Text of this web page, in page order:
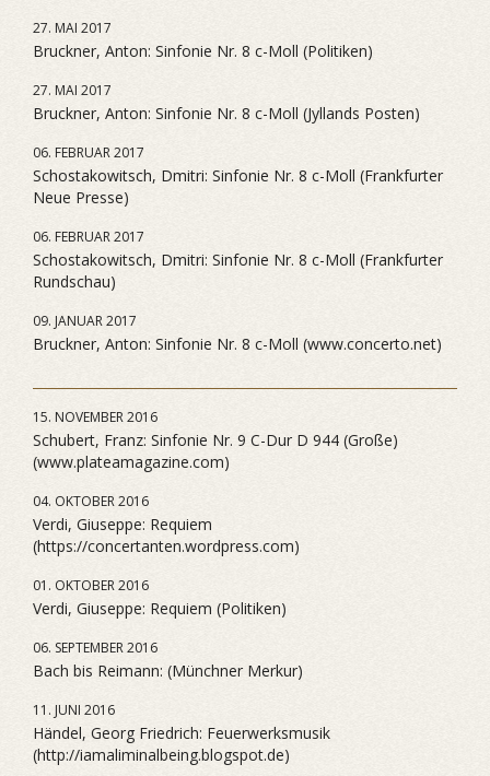
27. MAI 2017
Bruckner, Anton: Sinfonie Nr. 8 c-Moll (Politiken)
27. MAI 2017
Bruckner, Anton: Sinfonie Nr. 8 c-Moll (Jyllands Posten)
06. FEBRUAR 2017
Schostakowitsch, Dmitri: Sinfonie Nr. 8 c-Moll (Frankfurter
Neue Presse)
06. FEBRUAR 2017
Schostakowitsch, Dmitri: Sinfonie Nr. 8 c-Moll (Frankfurter
Rundschau)
09. JANUAR 2017
Bruckner, Anton: Sinfonie Nr. 8 c-Moll (www.concerto.net)
15. NOVEMBER 2016
Schubert, Franz: Sinfonie Nr. 9 C-Dur D 944 (Große)
(www.plateamagazine.com)
04. OKTOBER 2016
Verdi, Giuseppe: Requiem
(https://concertanten.wordpress.com)
01. OKTOBER 2016
Verdi, Giuseppe: Requiem (Politiken)
06. SEPTEMBER 2016
Bach bis Reimann: (Münchner Merkur)
11. JUNI 2016
Händel, Georg Friedrich: Feuerwerksmusik
(http://iamaliminalbeing.blogspot.de)